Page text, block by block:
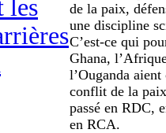
les
de la paix,
une discipline
C’est-ce qui
Ghana,
l’Ouganda
conflit de la
passé en RDC,
en RCA.